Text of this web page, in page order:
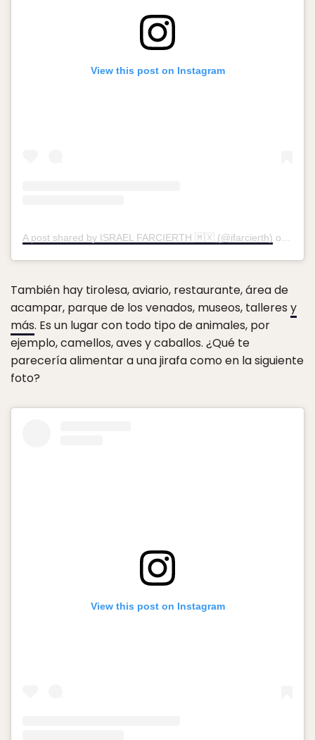
View this post on Instagram
A post shared by ISRAEL FARCIERTH 🇲🇽 (@ifarcierth) on
También hay tirolesa, aviario, restaurante, área de
acampar, parque de los venados, museos, talleres y
más. Es un lugar con todo tipo de animales, por
ejemplo, camellos, aves y caballos. ¿Qué te
parecería alimentar a una jirafa como en la siguiente
foto?
View this post on Instagram